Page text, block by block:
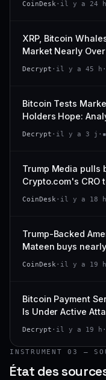
−0,1 %
−0,1 %
CONFIANCE
477 M$
+0,6 %
−94,7 %
CONFIANCE
CoinDesk · il y a 24 h
XRP, Bitcoin
Market Nearly
Decrypt · il y a 45 h ·
Bitcoin Tests
Holders Hope:
Decrypt · il y a 3 j ·
Trump Media pulls
Crypto.com's CRO
CoinDesk · il y a 18 h
Trump-Backed
Mateen buys
CoinDesk · il y a 19 h
Bitcoin Payment
Is Under Active
Decrypt · il y a 19 h ·
INSTRUMENT 03 —
État des